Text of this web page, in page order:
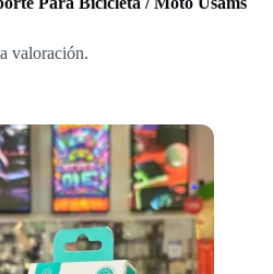
valoración.